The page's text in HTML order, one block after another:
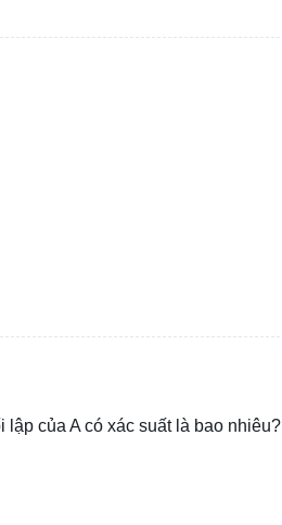
lập của A có xác suất là bao nhiêu?